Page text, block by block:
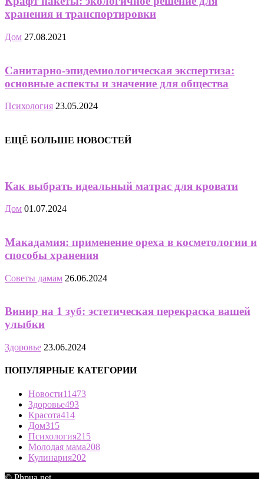
хранения и транспортировки
Дом 27.08.2021
Санитарно-эпидемиологическая экспертиза:
основные аспекты и значение для общества
Психология 23.05.2024
ЕЩЁ БОЛЬШЕ НОВОСТЕЙ
Как выбрать идеальный матрас для кровати
Дом 01.07.2024
Макадамия: применение ореха в косметологии и
способы хранения
Советы дамам 26.06.2024
Винир на 1 зуб: эстетическая перекраска вашей
улыбки
Здоровье 23.06.2024
ПОПУЛЯРНЫЕ КАТЕГОРИИ
Новости11473
Здоровье493
Красота414
Дом315
Психология215
Молодая мама208
Кулинария202